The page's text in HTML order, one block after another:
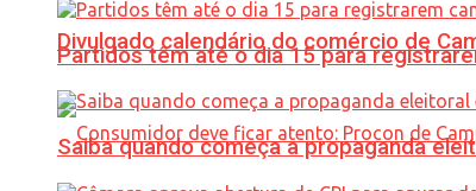
Divulgado calendário do comércio de
Partidos têm até o dia 15 para
Saiba quando começa a propaganda